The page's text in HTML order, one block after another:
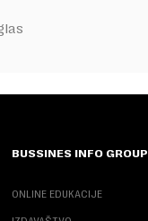
BUSSINES INFO GROUP
ONLINE EDUKACIJE